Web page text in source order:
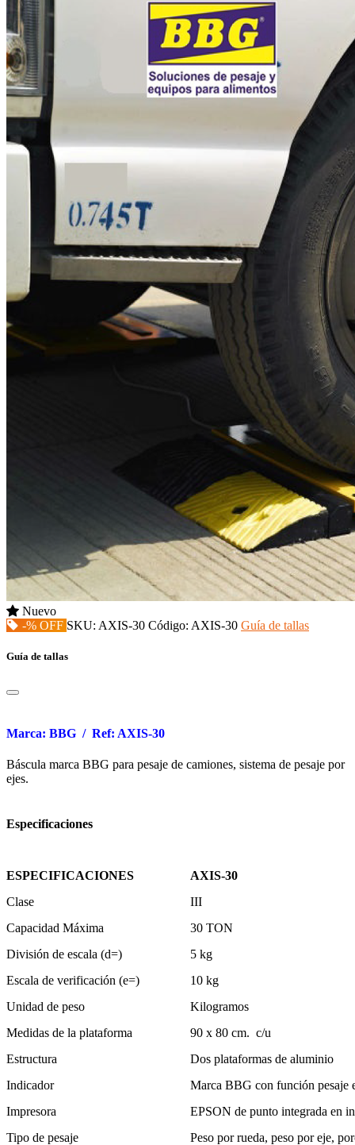
Nuevo
-% OFF SKU: AXIS-30 Código: AXIS-30 Guía de tallas
Guía de tallas
Marca: BBG / Ref: AXIS-30
Báscula marca BBG para pesaje de camiones, sistema de pesaje por
ejes.
Especificaciones
ESPECIFICACIONES
AXIS-30
Clase
III
Capacidad Máxima
30 TON
División de escala (d=)
5 kg
Escala de verificación (e=)
10 kg
Unidad de peso
Kilogramos
Medidas de la plataforma
90 x 80 cm. c/u
Estructura
Dos plataformas de aluminio
Indicador
Marca BBG con función pesaje
Impresora
EPSON de punto integrada en
Tipo de pesaje
Peso por rueda, peso por eje,